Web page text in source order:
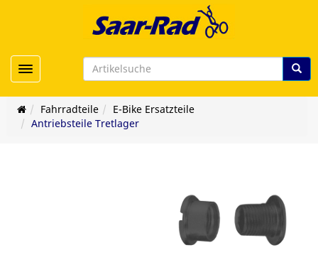
Toggle navigation
Fahrradteile
E-Bike Ersatzteile
Antriebsteile Tretlager